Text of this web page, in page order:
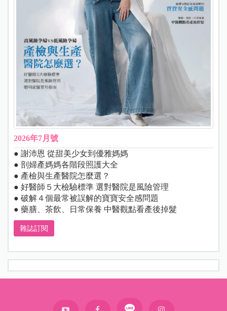
2026年7月號
● 謝沛恩 從甜美少女到優雅媽媽
● 剖婦產媽媽各階段照護大全
● 產檢與生產醫院怎麼選？
● 好醫師５大檢驗標準 選對醫院是風險管理
● 破解４個最常被誤解的寶寶安全感問題
● 藥膳、茶飲、日常保養 中醫觀點看產後掉髮
雜誌訂閱